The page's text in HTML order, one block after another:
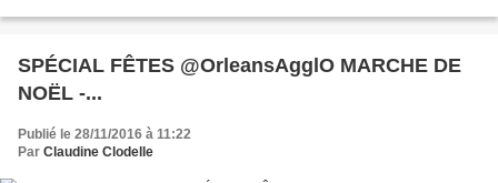
SPÉCIAL FÊTES @OrleansAgglO MARCHE DE
NOËL -...
Publié le 28/11/2016 à 11:22
Par Claudine Clodelle